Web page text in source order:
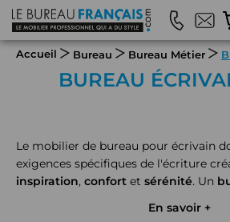
Accueil Bureau Bureau Métier
BUREAU
Le mobilier de bureau pour écrivain
exigences spécifiques de l'écriture
inspiration, confort et sérénité. Un
concentration et à la créativité
En savoir +